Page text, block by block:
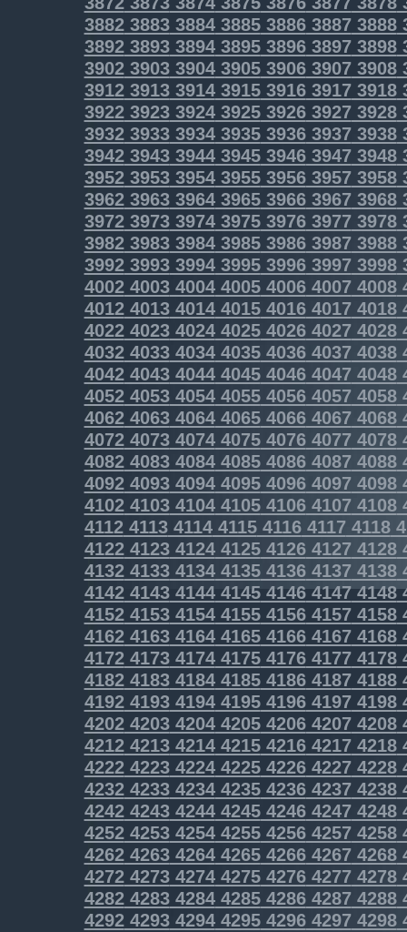
3882388338843885388638873888
3892389338943895389638973898
3902390339043905390639073908
3912391339143915391639173918
3922392339243925392639273928
3932393339343935393639373938
3942394339443945394639473948
3952395339543955395639573958
3962396339643965396639673968
3972397339743975397639773978
3982398339843985398639873988
3992399339943995399639973998
4002400340044005400640074008
401240134014401540164017 4018
402240234024402540264027 4028
403240334034403540364037 4038
404240434044404540464047 4048
405240534054405540564057 4058
406240634064406540664067 4068
407240734074407540764077 4078
408240834084408540864087 4088
409240934094409540964097 4098
410241034104410541064107 4108
411241134114411541164117 4118
412241234124412541264127 4128
413241334134413541364137 4138
4142414341444145414641474148
4152415341544155415641574158
4162416341644165416641674168
4172417341744175417641774178
4182418341844185418641874188
4192419341944195419641974198
4202420342044205420642074208
4212421342144215421642174218
4222422342244225422642274228
4232423342344235423642374238
4242424342444245424642474248
4252425342544255425642574258
4262426342644265426642674268
4272427342744275427642774278
428242834284428542864287 4288
429242934294429542964297 4298